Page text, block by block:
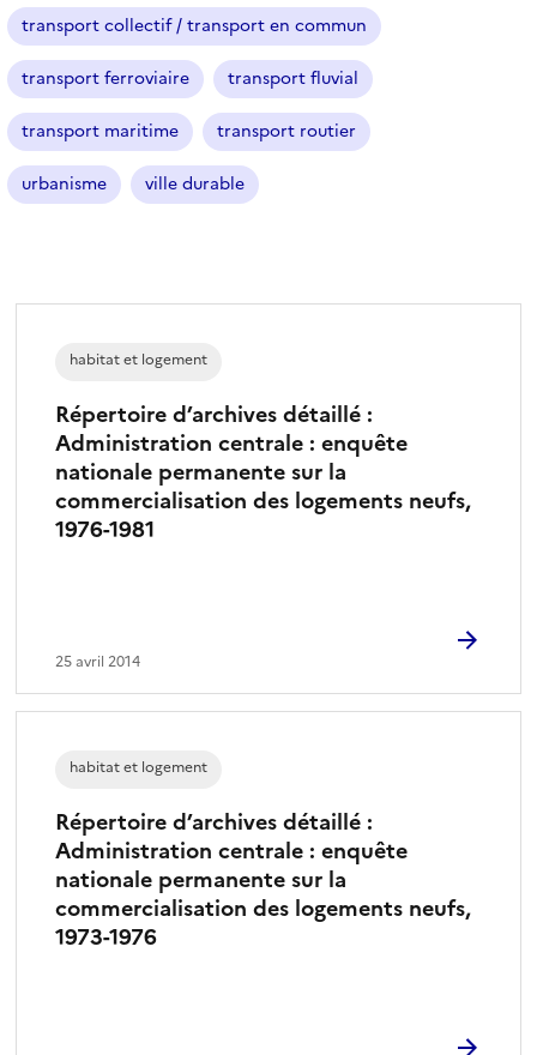
transport collectif / transport en commun
transport ferroviaire transport fluvial
transport maritime transport routier
urbanisme ville durable
Répertoire d’archives détaillé :
Administration centrale : enquête
nationale permanente sur la
commercialisation des logements neufs,
1976-1981
habitat et logement
25 avril 2014
Répertoire d’archives détaillé :
Administration centrale : enquête
nationale permanente sur la
commercialisation des logements neufs,
1973-1976
habitat et logement